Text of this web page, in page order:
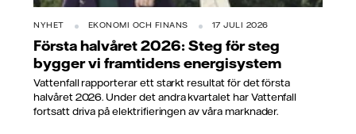
NYHET EKONOMI OCH FINANS 17 JULI 2026
Första halvåret 2026: Steg för steg
bygger vi framtidens energisystem
Vattenfall rapporterar ett starkt resultat för det första
halvåret 2026. Under det andra kvartalet har Vattenfall
fortsatt driva på elektrifieringen av våra marknader.